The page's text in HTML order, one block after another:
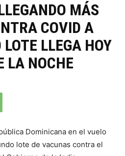
MÁS
COVID A
LOTE LLEGA HOY
LA NOCHE
Dominicana en el vuelo
lote de vacunas contra el